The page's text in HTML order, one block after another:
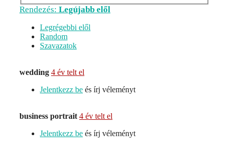
Rendezés: Legújabb elől
Legrégebbi elől
Random
Szavazatok
wedding 4 év telt el
Jelentkezz be és írj véleményt
business portrait 4 év telt el
Jelentkezz be és írj véleményt